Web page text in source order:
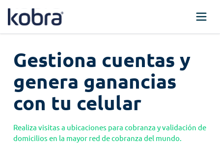
Gestiona cuentas y
genera ganancias
con tu celular
Realiza visitas a ubicaciones para cobranza y validación de
domicilios en la mayor red de cobranza del mundo.